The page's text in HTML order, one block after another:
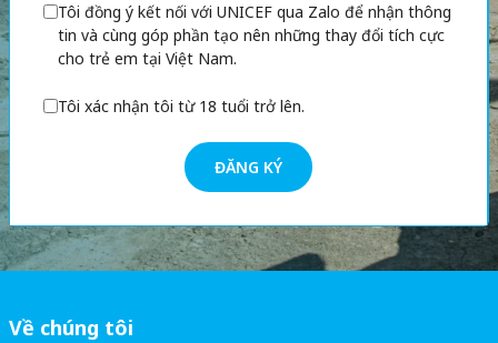
Tôi đồng ý kết nối với UNICEF qua Zalo để nhận thông
tin và cùng góp phần tạo nên những thay đổi tích cực
cho trẻ em tại Việt Nam.
Tôi xác nhận tôi từ 18 tuổi trở lên.
ĐĂNG KÝ
Về chúng tôi